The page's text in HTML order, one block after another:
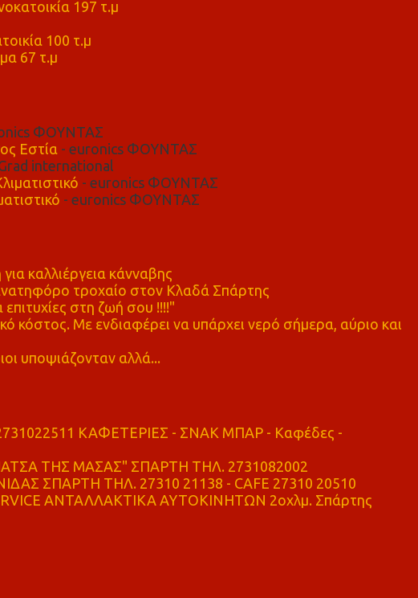
197 τ.μ
100 τ.μ
67 τ.μ
ΦΟΥΝΤΑΣ
Εστία - euronics ΦΟΥΝΤΑΣ
international
- euronics ΦΟΥΝΤΑΣ
- euronics ΦΟΥΝΤΑΣ
καλλιέργεια κάνναβης
τροχαίο στον Κλαδά Σπάρτης
στη ζωή σου !!!!"
κόστος. Με ενδιαφέρει να υπάρχει νερό σήμερα, αύριο και
υποψιάζονταν αλλά...
2731022511 ΚΑΦΕΤΕΡΙΕΣ - ΣΝΑΚ ΜΠΑΡ - Καφέδες -
ΤΗΣ ΜΑΣΑΣ" ΣΠΑΡΤΗ ΤΗΛ. 2731082002
ΣΠΑΡΤΗ ΤΗΛ. 27310 21138 - CAFE 27310 20510
ΑΝΤΑΛΛΑΚΤΙΚΑ ΑΥΤΟΚΙΝΗΤΩΝ 2οχλμ. Σπάρτης